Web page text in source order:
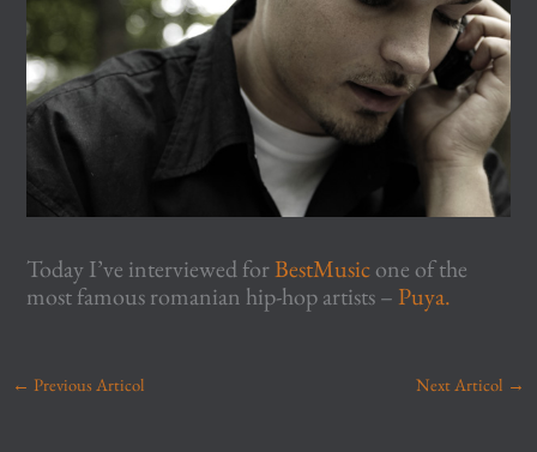
Today I’ve interviewed forBestMusicone of the
most famous romanian hip-hop artists –Puya.
← Previous Articol Next Articol →